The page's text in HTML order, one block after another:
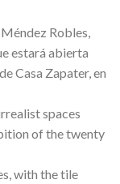
Robles,
estará abierta
Casa Zapater, en
spaces
of the twenty
with the tile